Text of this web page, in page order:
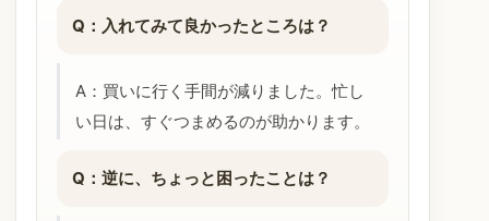
Q：入れてみて良かったところは？
A：買いに行く手間が減りました。忙し
い日は、すぐつまめるのが助かります。
Q：逆に、ちょっと困ったことは？